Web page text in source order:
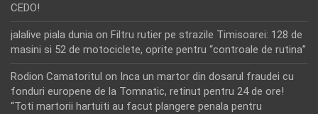
CEDO!
jalalive piala dunia on Filtru rutier pe strazile Timisoarei: 128 de
masini si 52 de motociclete, oprite pentru “controale de rutina”
Rodion Camatoritul on Inca un martor din dosarul fraudei cu
fonduri europene de la Tomnatic, retinut pentru 24 de ore!
“Toti martorii hartuiti au facut plangere penala pentru